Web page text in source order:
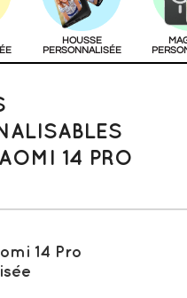
HOUSSE
PERSONNALISÉE
14 PRO
14 Pro